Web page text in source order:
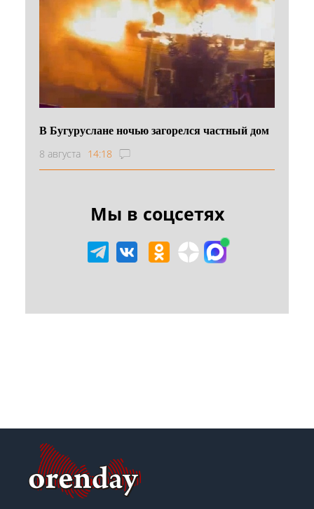
В Бугуруслане ночью загорелся частный дом
8 августа 14:18
Мы в соцсетях